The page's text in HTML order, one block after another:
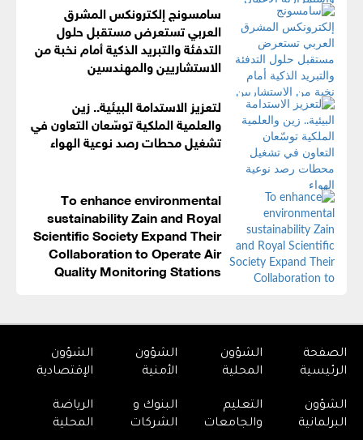
سامسونج إلكترونكس المشرق
العربي تستعرض مستقبل حلول
التدفئة والتبريد الذكية أمام نخبة من
الاستشاريين والمهندسين
لتعزيز الاستدامة البيئية.. زين
والعلمية الملكية توسّعان التعاون في
تشغيل محطات رصد نوعية الهواء
To enhance environmental
sustainability Zain and Royal
Scientific Society Expand Their
Collaboration to Operate Air
Quality Monitoring Stations
الصفحة
الرئيسية
الشؤون
المحلية
الشؤون
الأمنية
الشؤون
الإقتصادية
الشؤون
البرلمانية
التعليم
والجامعات
البنوك و
الشركات
الرياضة
المحلية